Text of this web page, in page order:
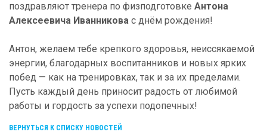
поздравляют тренера по физподготовке Антона
Алексеевича Иванникова с днём рождения!
Антон, желаем тебе крепкого здоровья, неиссякаемой
энергии, благодарных воспитанников и новых ярких
побед — как на тренировках, так и за их пределами.
Пусть каждый день приносит радость от любимой
работы и гордость за успехи подопечных!
ВЕРНУТЬСЯ К СПИСКУ НОВОСТЕЙ